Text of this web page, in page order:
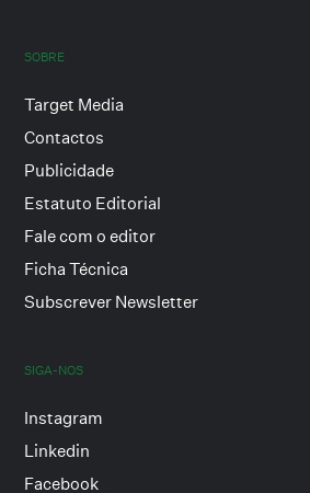
SOBRE
Target Media
Contactos
Publicidade
Estatuto Editorial
Fale com o editor
Ficha Técnica
Subscrever Newsletter
SIGA-NOS
Instagram
Linkedin
Facebook